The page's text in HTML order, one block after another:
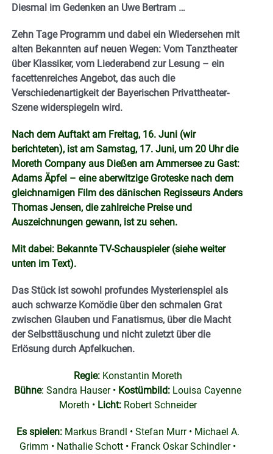
Diesmal im Gedenken an Uwe Bertram …
Zehn Tage Programm und dabei ein Wiedersehen mit
alten Bekannten auf neuen Wegen: Vom Tanztheater
über Klassiker, vom Liederabend zur Lesung – ein
facettenreiches Angebot, das auch die
Verschiedenartigkeit der Bayerischen Privattheater-
Szene widerspiegeln wird.
Nach dem Auftakt am Freitag, 16. Juni (wir
berichteten), ist am Samstag, 17. Juni, um 20 Uhr die
Moreth Company aus Dießen am Ammersee zu Gast:
Adams Äpfel – eine aberwitzige Groteske nach dem
gleichnamigen Film des dänischen Regisseurs Anders
Thomas Jensen, die zahlreiche Preise und
Auszeichnungen gewann, ist zu sehen.
Mit dabei: Bekannte TV-Schauspieler (siehe weiter
unten im Text).
Das Stück ist sowohl profundes Mysterienspiel als
auch schwarze Komödie über den schmalen Grat
zwischen Glauben und Fanatismus, über die Macht
der Selbsttäuschung und nicht zuletzt über die
Erlösung durch Apfelkuchen.
Regie:Konstantin Moreth
Bühne: Sandra Hauser • Kostümbild: Louisa Cayenne
Moreth • Licht:Robert Schneider
Es spielen:Markus Brandl • Stefan Murr • Michael A.
Grimm • Nathalie Schott • Franck Oskar Schindler •